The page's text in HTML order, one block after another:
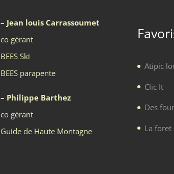
– Jean louis Carrassoumet
co gérant
BEES Ski
BEES parapente
– Philippe Barthez
co gérant
Guide de Haute Montagne
Atipic
Clic It
Des
La foret